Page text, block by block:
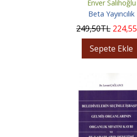
Enver Salihoğlu
Beta Yayıncılık
249,50TL 224,55
Sepete Ekle